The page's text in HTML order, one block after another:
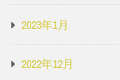
2023年1月
2022年12月